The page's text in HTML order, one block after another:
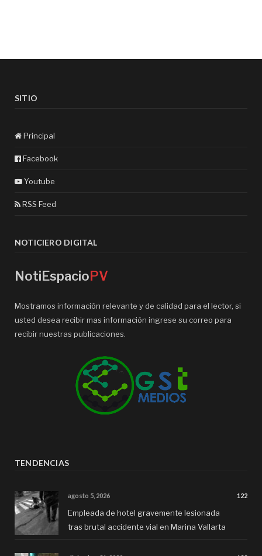
SITIO
Principal
Facebook
Youtube
RSS Feed
NOTICIERO DIGITAL
NotiEspacioPV
Mostramos información relevante y de calidad para el lector, si
usted desea recibir mas información ingrese su correo para
recibir nuestras publicaciones.
TENDENCIAS
agosto 5, 2026 122
Empleada de hotel gravemente lesionada
tras brutal accidente vial en Marina Vallarta